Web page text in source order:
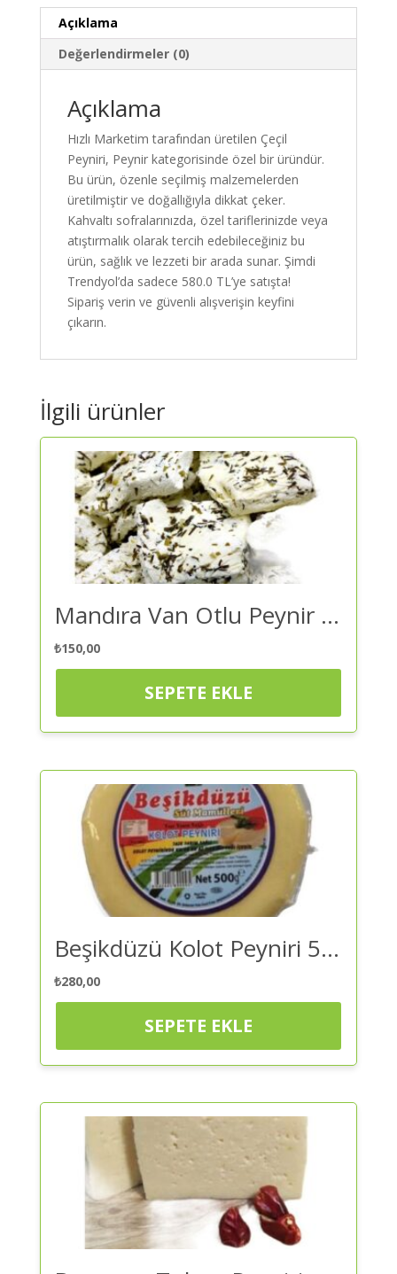
Güvenilir
Alışveriş
Açıklama
Değerlendirmeler (0)
Açıklama
Hızlı Marketim tarafından üretilen Çeçil
Peyniri, Peynir kategorisinde özel bir üründür.
Bu ürün, özenle seçilmiş malzemelerden
üretilmiştir ve doğallığıyla dikkat çeker.
Kahvaltı sofralarınızda, özel tariflerinizde veya
atıştırmalık olarak tercih edebileceğiniz bu
ürün, sağlık ve lezzeti bir arada sunar. Şimdi
Trendyol’da sadece 580.0 TL’ye satışta!
Sipariş verin ve güvenli alışverişin keyfini
çıkarın.
İlgili ürünler
Mandıra Van Otlu Peynir – Peynir 250 Gr | Kaliteli ve Güvenilir Alışveriş
₺150,00
SEPETE EKLE
Beşikdüzü Kolot Peyniri 500 gr – Peynir | Kaliteli ve Güvenilir Alışveriş
₺280,00
SEPETE EKLE